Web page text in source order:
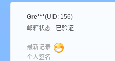
Gre***(UID: 156)
邮箱状态
已验证
最新记录
个人签名